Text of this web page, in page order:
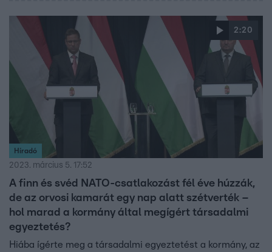
2:20
Híradó
2023. március 5. 17:52
A finn és svéd NATO-csatlakozást fél éve húzzák,
de az orvosi kamarát egy nap alatt szétverték –
hol marad a kormány által megígért társadalmi
egyeztetés?
Hiába ígérte meg a társadalmi egyeztetést a kormány, az